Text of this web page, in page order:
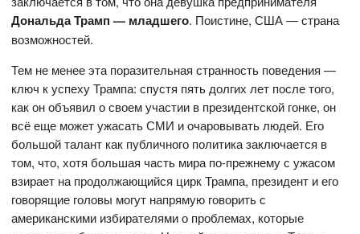
Дональда Трамп — младшего. Поистине, США — страна
возможностей.
Тем не менее эта поразительная странность поведения —
ключ к успеху Трампа: спустя пять долгих лет после того,
как он объявил о своем участии в президентской гонке, он
всё еще может ужасать СМИ и очаровывать людей. Его
большой талант как публичного политика заключается в
том, что, хотя большая часть мира по-прежнему с ужасом
взирает на продолжающийся цирк Трампа, президент и его
говорящие головы могут напрямую говорить с
американскими избирателями о проблемах, которые